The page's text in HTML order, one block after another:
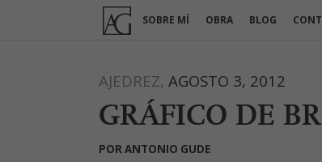
SOBRE MÍ OBRA BLOG
AJEDREZ, AGOSTO 3, 2012
GRÁFICO DE
PORANTONIO GUDE